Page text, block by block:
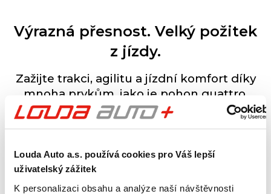
Louda Auto a.s. používá cookies pro Váš lepší
uživatelský zážitek
K personalizaci obsahu a analýze naší návštěvnosti
Výrazná přesnost. Velký požitek
z jízdy.
Zažijte trakci, agilitu a jízdní komfort díky
mnoha prvkům, jako je pohon quattro,
řízení zadní nápravy a adaptivní
vzduchové odpružení.
Technologie. Kvalita.